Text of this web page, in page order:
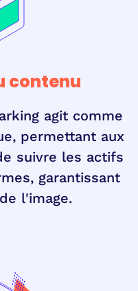
contenu
agit comme
permettant aux
suivre les actifs
garantissant
l'image.